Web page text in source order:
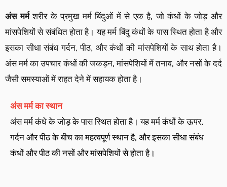
अंस मर्मशरीर के प्रमुख मर्म बिंदुओं में से एक है, जो कंधों के जोड़ और
मांसपेशियों से संबंधित होता है। यह मर्म बिंदु कंधों के पास स्थित होता है और
इसका सीधा संबंध गर्दन, पीठ, और कंधों की मांसपेशियों के साथ होता है।
अंस मर्म का उपचार कंधों की जकड़न, मांसपेशियों में तनाव, और नसों के दर्द
जैसी समस्याओं में राहत देने में सहायक होता है।
अंस मर्म का स्थान
अंस मर्म कंधे के जोड़ के पास स्थित होता है। यह मर्म कंधों के ऊपर,
गर्दन और पीठ के बीच का महत्वपूर्ण स्थान है, और इसका सीधा संबंध
कंधों और पीठ की नसों और मांसपेशियों से होता है।